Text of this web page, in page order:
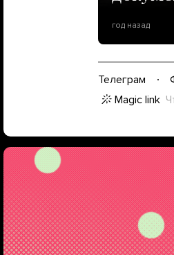
год назад
Телеграм
Magic link